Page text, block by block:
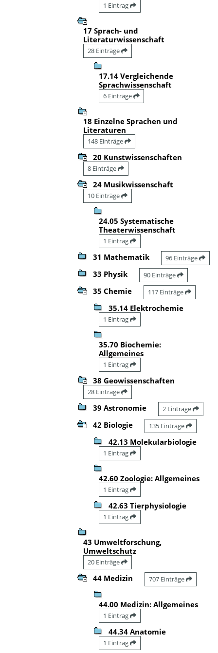
1 Eintrag
17 Sprach- und
Literaturwissenschaft
28 Einträge
17.14 Vergleichende
Sprachwissenschaft
6 Einträge
18 Einzelne Sprachen und
Literaturen
148 Einträge
20 Kunstwissenschaften
8 Einträge
24 Musikwissenschaft
10 Einträge
24.05 Systematische
Theaterwissenschaft
1 Eintrag
31 Mathematik 96 Einträge
33 Physik 90 Einträge
35 Chemie 117 Einträge
35.14 Elektrochemie
1 Eintrag
35.70 Biochemie:
Allgemeines
1 Eintrag
38 Geowissenschaften
28 Einträge
39 Astronomie 2 Einträge
42 Biologie 135 Einträge
42.13 Molekularbiologie
1 Eintrag
42.60 Zoologie: Allgemeines
1 Eintrag
42.63 Tierphysiologie
1 Eintrag
43 Umweltforschung,
Umweltschutz
20 Einträge
44 Medizin 707 Einträge
44.00 Medizin: Allgemeines
1 Eintrag
44.34 Anatomie
1 Eintrag